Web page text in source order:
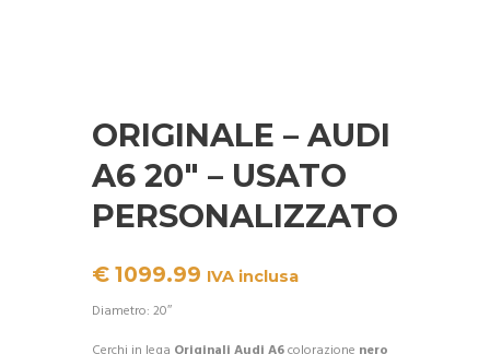
ORIGINALE – AUDI
A6 20″ – USATO
PERSONALIZZATO
€ 1099.99 IVA inclusa
Diametro: 20″